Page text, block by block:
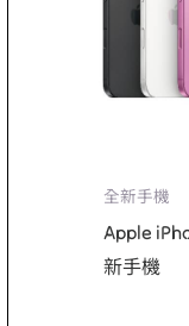
全新手機
Apple
新手機